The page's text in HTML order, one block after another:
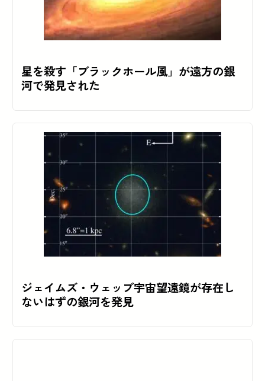
星を殺す「ブラックホール風」が遠方の銀
河で発見された
ジェイムズ・ウェッブ宇宙望遠鏡が存在し
ないはずの銀河を発見